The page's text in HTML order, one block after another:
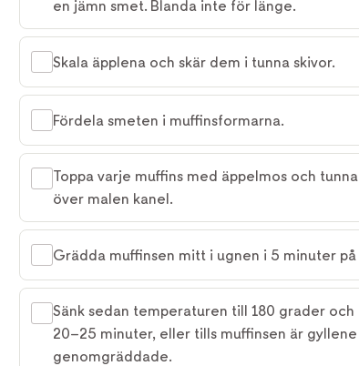
en jämn smet. Blanda inte för länge.
Skala äpplena och skär dem i tunna skivor.
Fördela smeten i muffinsformarna.
Toppa varje muffins med äppelmos och
över malen kanel.
Grädda muffinsen mitt i ugnen i 5 minuter
Sänk sedan temperaturen till 180 grader
20–25 minuter, eller tills muffinsen är
genomgräddade.